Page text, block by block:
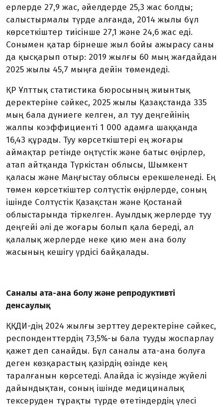
ерлерде 27,9 жас, әйелдерде 25,3 жас болды;
салыстырмалы түрде алғанда, 2014 жылы бұл
көрсеткіштер тиісінше 27,1 және 24,6 жас еді.
Сонымен қатар бірнеше жыл бойы ажырасу саны
да қысқарып отыр: 2019 жылғы 60 мың жағдайдан
2025 жылы 45,7 мыңға дейін төмендеді.
ҚР Ұлттық статистика бюросының жиынтық
деректеріне сәйкес, 2025 жылы Қазақстанда 335
мың бала дүниеге келген, ал туу деңгейінің
жалпы коэффициенті 1 000 адамға шаққанда
16,43 құрады. Туу көрсеткіштері ең жоғары
аймақтар ретінде оңтүстік және батыс өңірлер,
атап айтқанда Түркістан облысы, Шымкент
қаласы және Маңғыстау облысы ерекшеленеді. Ең
төмен көрсеткіштер солтүстік өңірлерде, соның
ішінде Солтүстік Қазақстан және Қостанай
облыстарында тіркелген. Ауылдық жерлерде туу
деңгейі әлі де жоғары болып қала береді, ал
қалалық жерлерде неке қию мен ана болу
жасының кешігу үрдісі байқалады.
Саналы ата-ана болу және репродуктивті
денсаулық
ҚҚДИ-дің 2024 жылғы зерттеу деректеріне сәйкес,
респонденттердің 73,5%-ы бала тууды жоспарлау
қажет деп санайды. Бұл саналы ата-ана болуға
деген көзқарастың қазірдің өзінде кең
таралғанын көрсетеді. Алайда іс жүзінде жүйелі
дайындықтан, соның ішінде медициналық
тексеруден тұрақты түрде өтетіндердің үлесі